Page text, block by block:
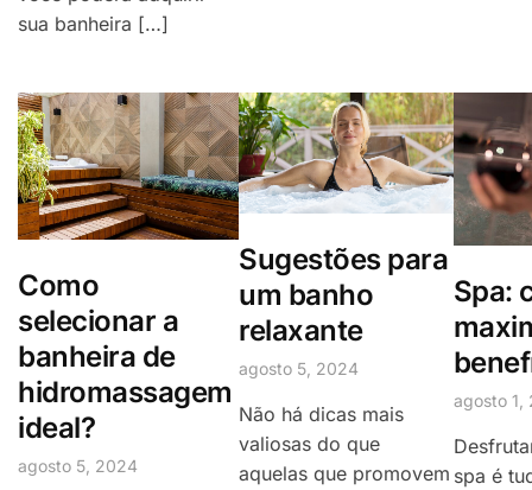
sua banheira […]
Como
selecionar a
banheira de
hidromassagem
ideal?
agosto 5, 2024
Sugestões para
um banho
relaxante
agosto 5, 2024
Não há dicas mais
valiosas do que
aquelas que promovem
Spa:
agosto 1,
spa é